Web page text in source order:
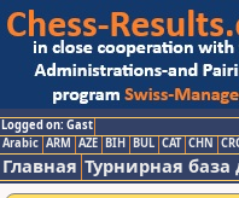
Logged on: Gast
Arabic ARM AZE BIH BUL CAT CHN
Главная Турнирная